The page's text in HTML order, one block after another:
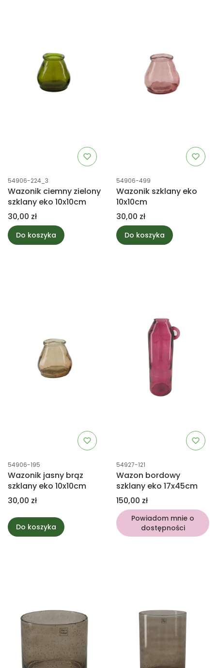
Kod produktu
54906-224_3
Wazonik ciemny zielony
szklany eko 10x10cm
Cena
30,00 zł
Do koszyka
Kod produktu
54906-499
Wazonik szklany eko
10x10cm
Cena
30,00 zł
Do koszyka
Kod produktu
54906-195
Wazonik jasny brąz
szklany eko 10x10cm
Cena
30,00 zł
Do koszyka
Kod produktu
54927-121
Wazon bordowy
szklany eko 17x45cm
Cena
150,00 zł
Powiadom mnie o
dostępności